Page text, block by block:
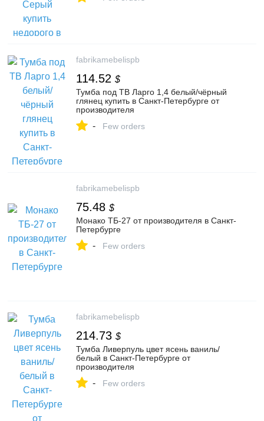
fabrikamebelispb
114.52 $
Тумба под ТВ Ларго 1,4 белый/чёрный
глянец купить в Санкт-Петербурге от
производителя
- Few orders
fabrikamebelispb
75.48 $
Монако ТБ-27 от производителя в Санкт-
Петербурге
- Few orders
fabrikamebelispb
214.73 $
Тумба Ливерпуль цвет ясень ваниль/
белый в Санкт-Петербурге от
производителя
- Few orders